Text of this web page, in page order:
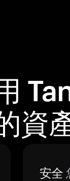
資產
安全